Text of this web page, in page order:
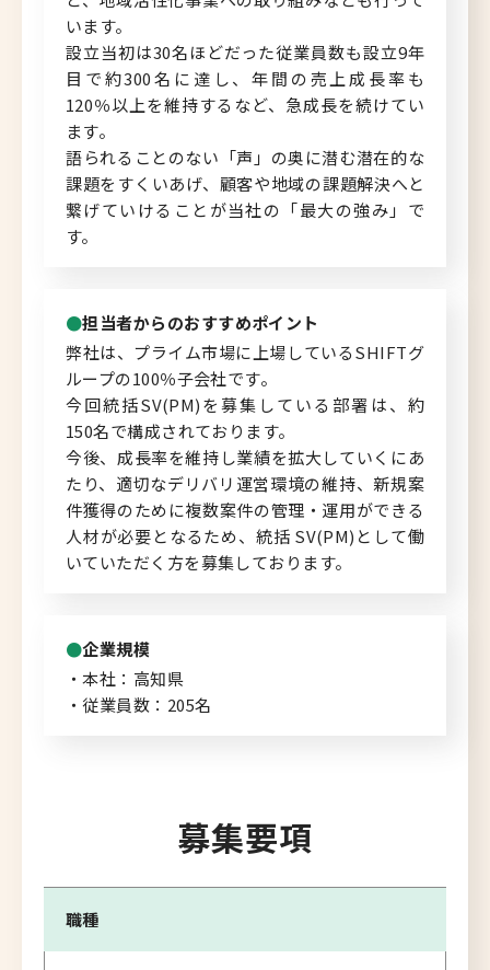
います。
設立当初は30名ほどだった従業員数も設立9年
目で約300名に達し、年間の売上成長率も
120％以上を維持するなど、急成長を続けてい
ます。
語られることのない「声」の奥に潜む潜在的な
課題をすくいあげ、顧客や地域の課題解決へと
繋げていけることが当社の「最大の強み」で
す。
担当者からのおすすめポイント
弊社は、プライム市場に上場しているSHIFTグ
ループの100％子会社です。
今回統括SV(PM)を募集している部署は、約
150名で構成されております。
今後、成長率を維持し業績を拡大していくにあ
たり、適切なデリバリ運営環境の維持、新規案
件獲得のために複数案件の管理・運用ができる
人材が必要となるため、統括 SV(PM)として働
いていただく方を募集しております。
企業規模
・本社：高知県
・従業員数：205名
募集要項
職種